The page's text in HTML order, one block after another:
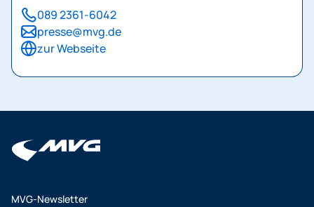
089 2361-6042
presse@mvg.de
zur Webseite
MVG-Newsletter